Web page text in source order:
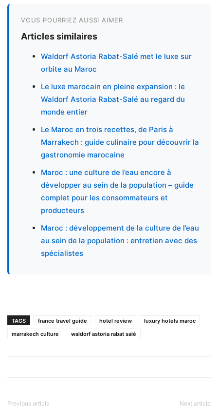
VOUS POURRIEZ AUSSI AIMER
Articles similaires
Waldorf Astoria Rabat-Salé met le luxe sur
orbite au Maroc
Le luxe marocain en pleine expansion : le
Waldorf Astoria Rabat-Salé au regard du
monde entier
Le Maroc en trois recettes, de Paris à
Marrakech : guide culinaire pour découvrir la
gastronomie marocaine
Maroc : une culture de l’eau encore à
développer au sein de la population – guide
complet pour les consommateurs et
producteurs
Maroc : développement de la culture de l’eau
au sein de la population : entretien avec des
spécialistes
TAGS france travel guide hotel review
luxury hotels maroc
marrakech culture
waldorf astoria rabat salé
Previous article Next article